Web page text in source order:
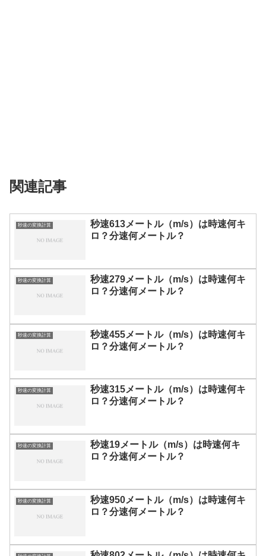
関連記事
秒速の変換計算
秒速613メートル（m/s）は時速何キ
ロ？分速何メートル？
秒速の変換計算
秒速279メートル（m/s）は時速何キ
ロ？分速何メートル？
秒速の変換計算
秒速455メートル（m/s）は時速何キ
ロ？分速何メートル？
秒速の変換計算
秒速315メートル（m/s）は時速何キ
ロ？分速何メートル？
秒速の変換計算
秒速19メートル（m/s）は時速何キ
ロ？分速何メートル？
秒速の変換計算
秒速950メートル（m/s）は時速何キ
ロ？分速何メートル？